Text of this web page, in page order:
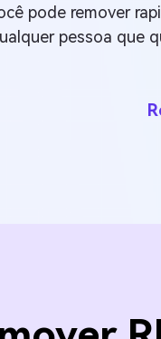
pode remover
pessoa que